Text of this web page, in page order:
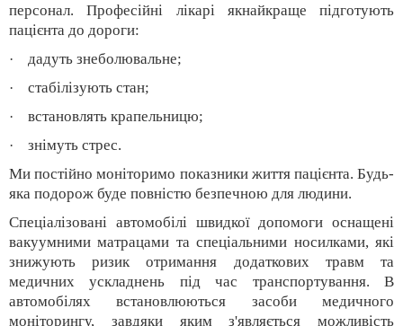
персонал. Професійні лікарі якнайкраще підготують
пацієнта до дороги:
· дадуть знеболювальне;
· стабілізують стан;
· встановлять крапельницю;
·
знімуть стрес.
Ми постійно моніторимо показники життя пацієнта. Будь-
яка подорож буде повністю безпечною для людини.
Спеціалізовані автомобілі швидкої допомоги оснащені
вакуумними матрацами та спеціальними носилками, які
знижують ризик отримання додаткових травм та
медичних ускладнень під час транспортування. В
автомобілях встановлюються засоби медичного
моніторингу, завдяки яким з'являється можливість